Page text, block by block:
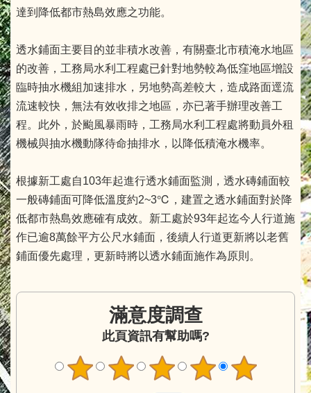
達到降低都市熱島效應之功能。
透水鋪面主要目的並非積水改善，有關臺北市積淹水地區
的改善，工務局水利工程處已針對地勢較為低窪地區增設
臨時抽水機組加速排水，另地勢高差較大，造成路面逕流
流速較快，無法有效收排之地區，亦已著手辦理改善工
程。此外，於颱風暴雨時，工務局水利工程處將動員外租
機械與抽水機動隊待命抽排水，以降低積淹水機率。
根據新工處自103年起進行透水鋪面監測，透水磚鋪面較
一般磚鋪面可降低溫度約2~3℃，建置之透水鋪面對於降
低都市熱島效應確有成效。新工處於93年起迄今人行道施
作已逾8萬餘平方公尺水鋪面，後續人行道更新將以老舊
鋪面優先處理，更新時將以透水鋪面施作為原則。
滿意度調查
此頁資訊有幫助嗎?